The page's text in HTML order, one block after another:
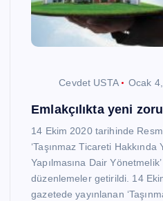
Cevdet USTA Ocak
Emlakçılıkta yeni
14 Ekim 2020 tarihinde
‘Taşınmaz Ticareti
Yapılmasına Dair
düzenlemeler getirildi. 14
gazetede yayınlanan